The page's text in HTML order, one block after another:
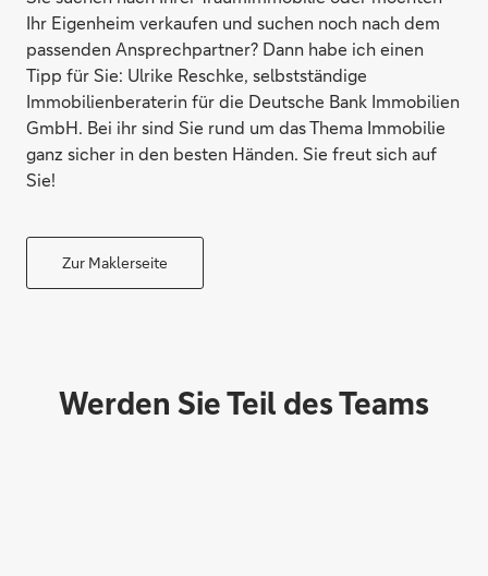
Direktabschluss möglich
Geld anlegen
Ihr Eigenheim verkaufen und suchen noch nach dem
passenden Ansprechpartner? Dann habe ich einen
Tipp für Sie: Ulrike Reschke, selbstständige
Immobilienberaterin für die Deutsche Bank Immobilien
GmbH. Bei ihr sind Sie rund um das Thema Immobilie
ganz sicher in den besten Händen. Sie freut sich auf
Sie!
Zur Maklerseite
Werden Sie Teil des Teams